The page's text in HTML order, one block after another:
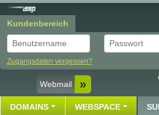
Kundenbereich
Benutzer
Passwort
Zugangsdaten vergessen?
Webmail
DOMAINS
WEBSPACE